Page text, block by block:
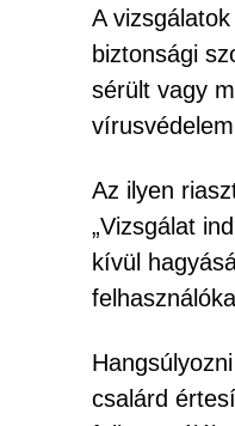
A
biztonsági
sérült vagy
Az ilyen
„Vizsgálat
kívül
csalárd